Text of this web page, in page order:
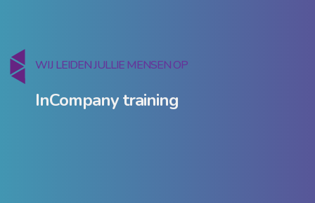
WIJ LEIDEN JULLIE MENSEN OP
InCompany training